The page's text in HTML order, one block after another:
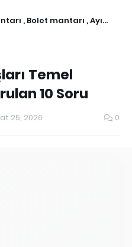
, Bolet mantarı , Ayı
SINMAZ ile
Temel
10 Soru
25, 2026 0